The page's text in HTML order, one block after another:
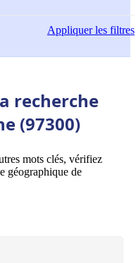
Appliquerles filtres
recherche
(97300)
mots clés, vérifiez
géographique de